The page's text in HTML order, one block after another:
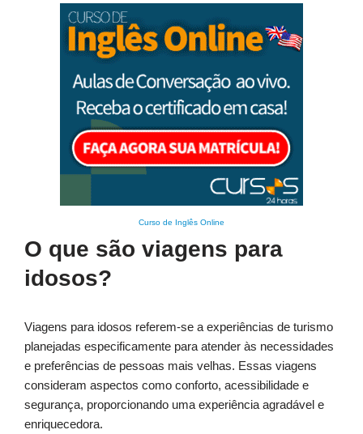
Curso de Inglês Online
O que são viagens para
idosos?
Viagens para idosos referem-se a experiências de turismo
planejadas especificamente para atender às necessidades
e preferências de pessoas mais velhas. Essas viagens
consideram aspectos como conforto, acessibilidade e
segurança, proporcionando uma experiência agradável e
enriquecedora.